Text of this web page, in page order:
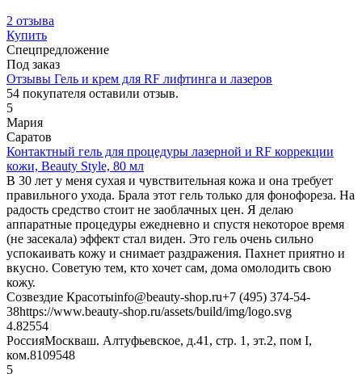
2 отзыва
Купить
Спецпредложение
Под заказ
Отзывы Гель и крем для RF лифтинга и лазеров
54 покупателя оставили отзыв.
5
Мария
Саратов
Контактный гель для процедуры лазерной и RF коррекции
кожи, Beauty Style, 80 мл
В 30 лет у меня сухая и чувствительная кожа и она требует
правильного ухода. Брала этот гель только для фонофореза. На
радость средство стоит не заоблачных цен. Я делаю
аппаратные процедуры ежедневно и спустя некоторое время
(не засекала) эффект стал виден. Это гель очень сильно
успокаивать кожу и снимает раздражения. Пахнет приятно и
вкусно. Советую тем, кто хочет сам, дома омолодить свою
кожу.
Созвездие Красотыinfo@beauty-shop.ru+7 (495) 374-54-
38https://www.beauty-shop.ru/assets/build/img/logo.svg
4.82554
РоссияМоскваш. Алтуфьевское, д.41, стр. 1, эт.2, пом I,
ком.8109548
5